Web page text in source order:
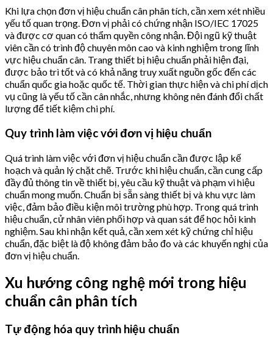
Khi lựa chọn đơn vị hiệu chuẩn cân phân tích, cần xem xét nhiều
yếu tố quan trọng. Đơn vị phải có chứng nhận ISO/IEC 17025
và được cơ quan có thẩm quyền công nhận. Đội ngũ kỹ thuật
viên cần có trình độ chuyên môn cao và kinh nghiệm trong lĩnh
vực hiệu chuẩn cân. Trang thiết bị hiệu chuẩn phải hiện đại,
được bảo trì tốt và có khả năng truy xuất nguồn gốc đến các
chuẩn quốc gia hoặc quốc tế. Thời gian thực hiện và chi phí dịch
vụ cũng là yếu tố cần cân nhắc, nhưng không nên đánh đổi chất
lượng để tiết kiệm chi phí.
Quy trình làm việc với đơn vị hiệu chuẩn
Quá trình làm việc với đơn vị hiệu chuẩn cần được lập kế
hoạch và quản lý chặt chẽ. Trước khi hiệu chuẩn, cần cung cấp
đầy đủ thông tin về thiết bị, yêu cầu kỹ thuật và phạm vi hiệu
chuẩn mong muốn. Chuẩn bị sẵn sàng thiết bị và khu vực làm
việc, đảm bảo điều kiện môi trường phù hợp. Trong quá trình
hiệu chuẩn, cử nhân viên phối hợp và quan sát để học hỏi kinh
nghiệm. Sau khi nhận kết quả, cần xem xét kỹ chứng chỉ hiệu
chuẩn, đặc biệt là độ không đảm bảo đo và các khuyến nghị của
đơn vị hiệu chuẩn.
Xu hướng công nghệ mới trong hiệu
chuẩn cân phân tích
Tự động hóa quy trình hiệu chuẩn